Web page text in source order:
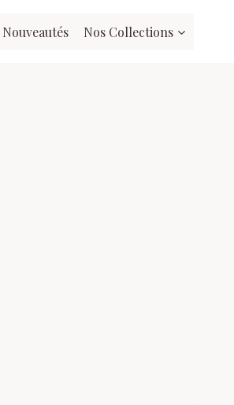
Nouveautés Nos Collections